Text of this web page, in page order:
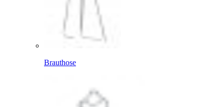
Brauthose